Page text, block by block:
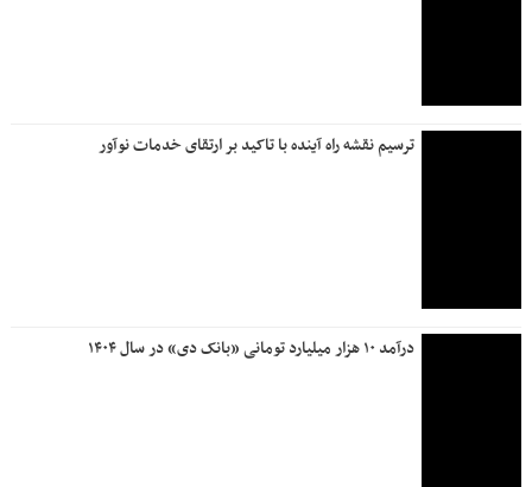
ترسیم نقشه راه آینده با تاکید بر ارتقای خدمات نوآور
درآمد ۱۰ هزار میلیارد تومانی «بانک دی» در سال ۱۴۰۴